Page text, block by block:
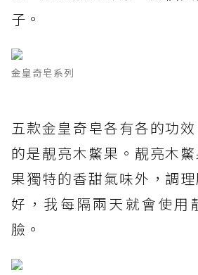
子。
金皇奇皂系列
五款金皇奇皂各有各的功
的是靚亮木鱉果。靚亮木
果獨特的香甜氣味外，調
好，我每隔兩天就會使用
臉。